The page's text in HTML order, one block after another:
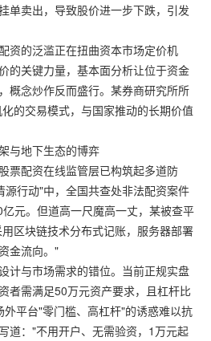
单卖出，导致股价进一步下跌，引发
资的泛滥正在扭曲资本市场定价机
的关键力量，基本面分析让位于资金
概念炒作反而盛行。某券商研究所所
的交易模式，与国家推动的长期价值
与地下生态的博弈
股票配资在线监管层已构筑起多道防
行动"中，全国共查处非法配资案件
元。但道高一尺魔高一丈，某被查平
区块链技术分布式记账，服务器部署
金流向。"
计与市场需求的错位。当前正规实盘
者需满足50万元资产要求，且杠杆比
平台"零门槛、高杠杆"的诱惑难以抗
道："不用开户、无需验资，1万元起